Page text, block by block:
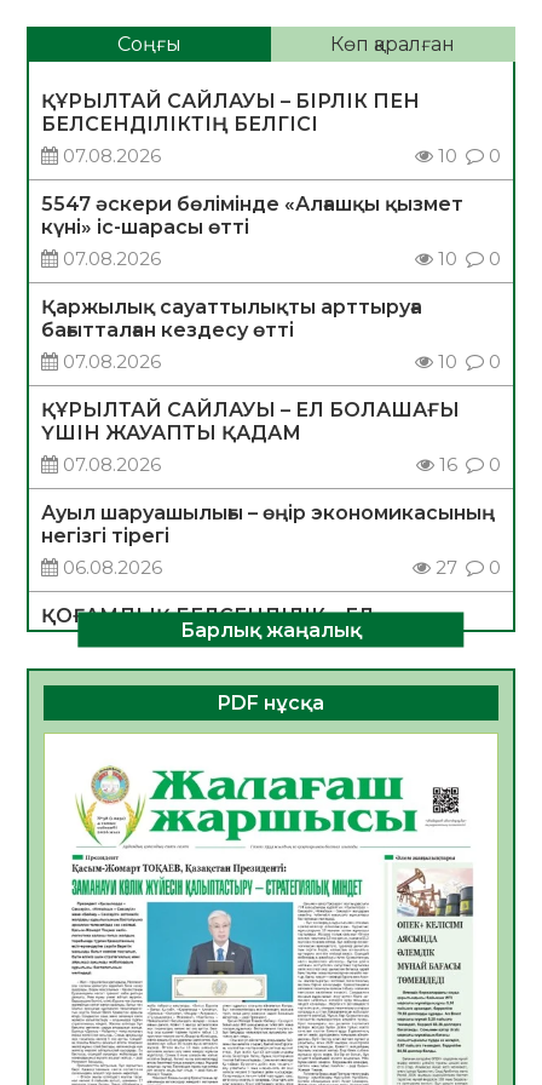
Соңғы Көп қаралған
ҚҰРЫЛТАЙ САЙЛАУЫ – БІРЛІК ПЕН
БЕЛСЕНДІЛІКТІҢ БЕЛГІСІ
07.08.2026
10 0
5547 әскери бөлімінде «Алғашқы қызмет
күні» іс-шарасы өтті
07.08.2026
10 0
Қаржылық сауаттылықты арттыруға
бағытталған кездесу өтті
07.08.2026
10 0
ҚҰРЫЛТАЙ САЙЛАУЫ – ЕЛ БОЛАШАҒЫ
ҮШІН ЖАУАПТЫ ҚАДАМ
07.08.2026
16 0
Ауыл шаруашылығы – өңір экономикасының
негізгі тірегі
06.08.2026
27 0
ҚОҒАМДЫҚ БЕЛСЕНДІЛІК – ЕЛ
ДАМУЫНЫҢ НЕГІЗІ
06.08.2026
25 0
ҚҰРЫЛТАЙ САЙЛАУЫ – БОЛАШАҚҚА
БАСТАР ЖАУАПТЫ ТАҢДАУ
06.08.2026
Инфекциялық ауруларға қарсы иммундау
жұмыстарының тиімділігі
06.08.2026
29
Көкжөтел ауруы туралы
06.08.2026
26
АПВ вакцинасы туралы мәлімет
06.08.2026
27
Барлық жаңалық
PDF нұсқа